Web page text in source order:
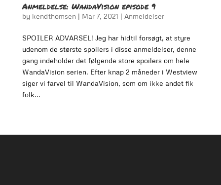
Anmeldelse: WandaVision episode 9
by kendthomsen | Mar 7, 2021 | Anmeldelser
SPOILER ADVARSEL! Jeg har hidtil forsøgt, at styre
udenom de største spoilers i disse anmeldelser, denne
gang indeholder det følgende store spoilers om hele
WandaVision serien. Efter knap 2 måneder i Westview
siger vi farvel til WandaVision, som om ikke andet fik
folk...